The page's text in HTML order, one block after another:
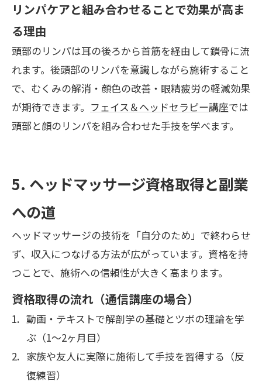
リンパケアと組み合わせることで効果が高ま
る理由
頭部のリンパは耳の後ろから首筋を経由して鎖骨に流
れます。後頭部のリンパを意識しながら施術すること
で、むくみの解消・顔色の改善・眼精疲労の軽減効果
が期待できます。 フェイス＆ヘッドセラピー講座では
頭部と顔のリンパを組み合わせた手技を学べます。
5. ヘッドマッサージ資格取得と副業
への道
ヘッドマッサージの技術を「自分のため」で終わらせ
ず、収入につなげる方法が広がっています。資格を持
つことで、施術への信頼性が大きく高まります。
資格取得の流れ（通信講座の場合）
動画・テキストで解剖学の基礎とツボの理論を学
ぶ（1〜2ヶ月目）
家族や友人に実際に施術して手技を習得する（反
復練習）